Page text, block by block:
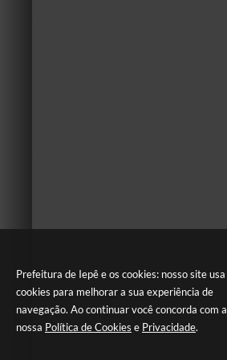
Prefeitura de Iepê e os cookies: nosso site usa
cookies para melhorar a sua experiência de
navegação. Ao continuar você concorda com a
nossa Política de Cookies e Privacidade.